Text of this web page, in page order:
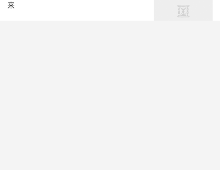
来